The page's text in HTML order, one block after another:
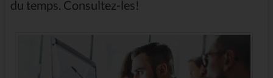
du temps. Consultez-les!